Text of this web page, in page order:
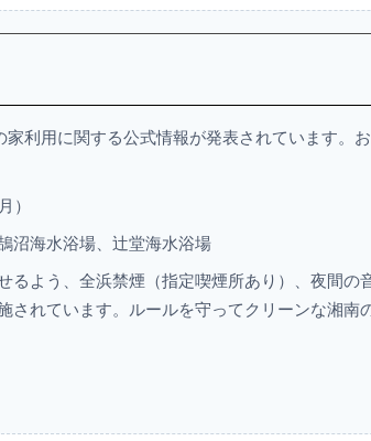
利用に関する公式情報が発表されています。お
）
沼海水浴場、辻堂海水浴場
るよう、全浜禁煙（指定喫煙所あり）、夜間の
されています。ルールを守ってクリーンな湘南